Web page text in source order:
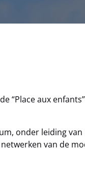
“Place aux
onder leiding van
van de